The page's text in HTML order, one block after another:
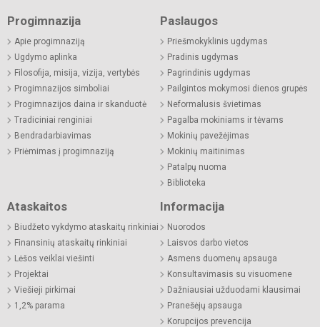
Progimnazija
Apie progimnaziją
Ugdymo aplinka
Filosofija, misija, vizija, vertybės
Progimnazijos simboliai
Progimnazijos daina ir skanduotė
Tradiciniai renginiai
Bendradarbiavimas
Priėmimas į progimnaziją
Paslaugos
Priešmokyklinis ugdymas
Pradinis ugdymas
Pagrindinis ugdymas
Pailgintos mokymosi dienos grupės
Neformalusis švietimas
Pagalba mokiniams ir tėvams
Mokinių pavežėjimas
Mokinių maitinimas
Patalpų nuoma
Biblioteka
Ataskaitos
Biudžeto vykdymo ataskaitų rinkiniai
Finansinių ataskaitų rinkiniai
Lėšos veiklai viešinti
Projektai
Viešieji pirkimai
1,2% parama
Informacija
Nuorodos
Laisvos darbo vietos
Asmens duomenų apsauga
Konsultavimasis su visuomene
Dažniausiai užduodami klausimai
Pranešėjų apsauga
Korupcijos prevencija